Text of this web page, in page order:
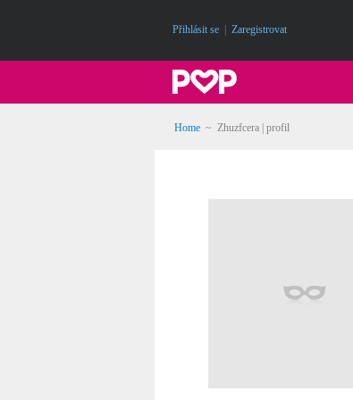
Přihlásit se Zaregistrovat
Home ~ Zhuzfcera | profil